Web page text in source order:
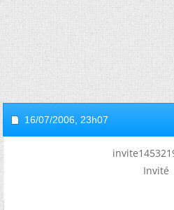
16/07/2006, 23h07
Invité